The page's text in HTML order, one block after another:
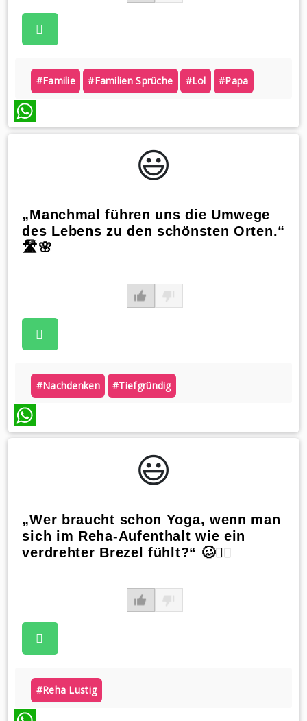
#familie #familien Sprüche #lol #papa
WhatsApp
😃️
„Manchmal führen uns die Umwege
des Lebens zu den schönsten Orten.“
🛣️🌸
#nachdenken #tiefgründig
WhatsApp
😃️
„Wer braucht schon Yoga, wenn man
sich im Reha-Aufenthalt wie ein
verdrehter Brezel fühlt?“ 🥴🧘‍♀️
#reha Lustig